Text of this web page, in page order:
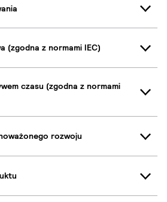
(zgodna z normami IEC)
czasu (zgodna z normami
rozwoju